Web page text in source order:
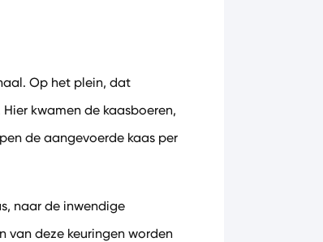
Op het plein, dat
Hier kwamen de kaasboeren,
de aangevoerde kaas per
naar de inwendige
van deze keuringen worden